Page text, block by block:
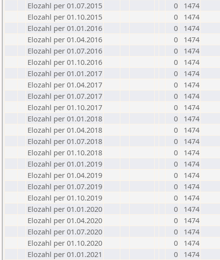
Elozahl per 01.07.2015
0
1474
Elozahl per 01.10.2015
0
1474
Elozahl per 01.01.2016
0
1474
Elozahl per 01.04.2016
0
1474
Elozahl per 01.07.2016
0
1474
Elozahl per 01.10.2016
0
1474
Elozahl per 01.01.2017
0
1474
Elozahl per 01.04.2017
0
1474
Elozahl per 01.07.2017
0
1474
Elozahl per 01.10.2017
0
1474
Elozahl per 01.01.2018
0
1474
Elozahl per 01.04.2018
0
1474
Elozahl per 01.07.2018
0
1474
Elozahl per 01.10.2018
0
1474
Elozahl per 01.01.2019
0
1474
Elozahl per 01.04.2019
0
1474
Elozahl per 01.07.2019
0
1474
Elozahl per 01.10.2019
0
1474
Elozahl per 01.01.2020
0
1474
Elozahl per 01.04.2020
0
1474
Elozahl per 01.07.2020
0
1474
Elozahl per 01.10.2020
0
1474
Elozahl per 01.01.2021
0
1474